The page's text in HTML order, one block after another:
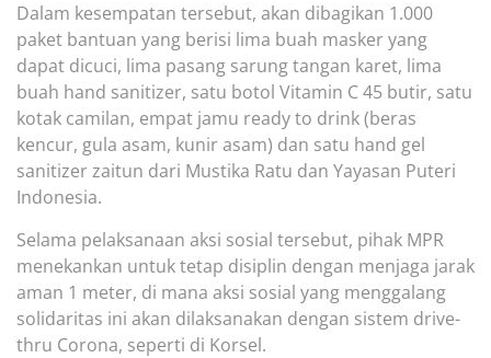
Dalam kesempatan tersebut, akan dibagikan 1.000
paket bantuan yang berisi lima buah masker yang
dapat dicuci, lima pasang sarung tangan karet, lima
buah hand sanitizer, satu botol Vitamin C 45 butir, satu
kotak camilan, empat jamu ready to drink (beras
kencur, gula asam, kunir asam) dan satu hand gel
sanitizer zaitun dari Mustika Ratu dan Yayasan Puteri
Indonesia.
Selama pelaksanaan aksi sosial tersebut, pihak MPR
menekankan untuk tetap disiplin dengan menjaga jarak
aman 1 meter, di mana aksi sosial yang menggalang
solidaritas ini akan dilaksanakan dengan sistem drive-
thru Corona, seperti di Korsel.